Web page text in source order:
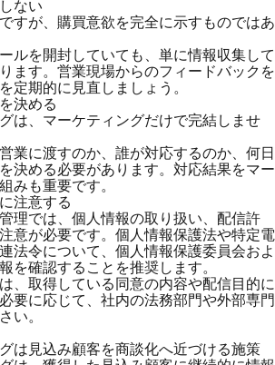
ない
すが、購買意欲を完全に示すものではあ
ルを開封していても、単に情報収集して
ます。営業現場からのフィードバックを
定期的に見直しましょう。
決める
は、マーケティングだけで完結しませ
業に渡すのか、誰が対応するのか、何日
決める必要があります。対応結果をマー
みも重要です。
注意する
理では、個人情報の取り扱い、配信許
意が必要です。個人情報保護法や特定電
法令について、個人情報保護委員会およ
を確認することを推奨します。
、取得している同意の内容や配信目的に
要に応じて、社内の法務部門や外部専門
い。
は見込み顧客を商談化へ近づける施策